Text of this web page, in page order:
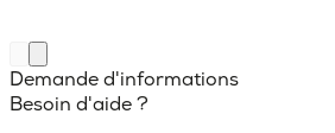
Demande d'informations
Besoin d'aide ?